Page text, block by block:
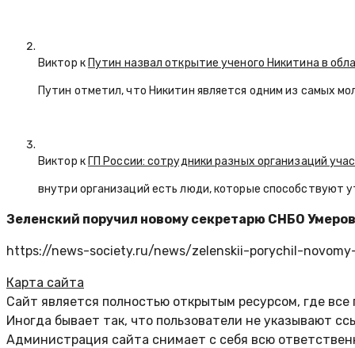
Виктор к Путин назвал открытие ученого Никитина в
Путин отметил, что Никитин является одним из самых
Виктор к ГП России: сотрудники разных организаций
внутри организаций есть люди, которые способствуют
Зеленский поручил новому секретарю СНБО
https://news-society.ru/news/zelenskii-porychil-
Карта сайта
Сайт является полностью открытым ресурсом, где
Иногда бывает так, что пользователи не указывают
Администрация сайта снимает с себя всю